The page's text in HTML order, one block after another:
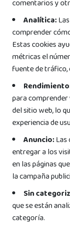
comentarios y
Analítica:
comprender
Estas cookies
métricas el
fuente de tráfico,
para
del sitio web, lo
experiencia de
Anuncio:
entregar a los
en las páginas
la campaña
Sin
que se están
categoría.